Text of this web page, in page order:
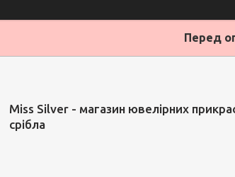
Перед
Miss Silver - магазин ювелірних прикрас
срібла